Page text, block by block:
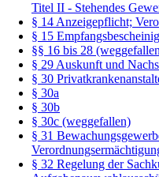
Titel II - Stehendes
§ 14 Anzeigepflicht;
§ 15
§§ 16 bis 28
§ 29 Auskunft und
§ 30
§ 30a
§ 30b
§ 30c (weggefallen)
§ 31
§ 32 Regelung der